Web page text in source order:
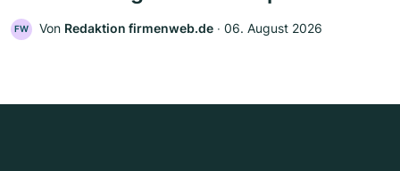
FW Von Redaktion firmenweb.de ‧ 06. August 2026